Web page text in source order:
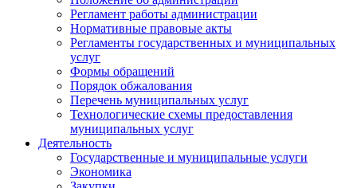
Регламент работы администрации
Нормативные правовые акты
Регламенты государственных и муниципальных
услуг
Формы обращений
Порядок обжалования
Перечень муниципальных услуг
Технологические схемы предоставления
муниципальных услуг
Деятельность
Государственные и муниципальные услуги
Экономика